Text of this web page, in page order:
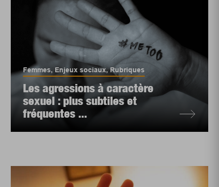
Femmes, Enjeux sociaux,Rubriques
Les agressions à caractère
sexuel : plus subtiles et
fréquentes ...